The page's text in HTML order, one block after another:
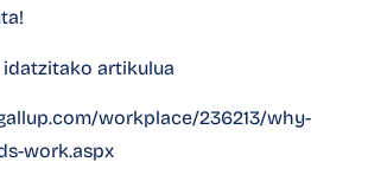
idatzitako artikulua
workplace/236213/why-
work.aspx